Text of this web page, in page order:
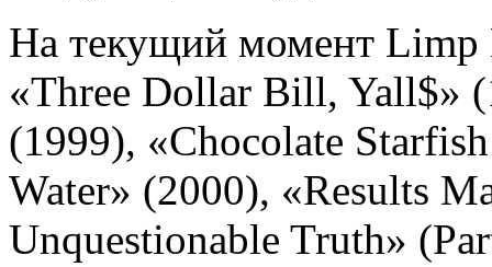
На текущий момент Limp
«Three Dollar Bill, Yall$»
(1999), «Chocolate
Water» (2000), «Results
Unquestionable Truth»